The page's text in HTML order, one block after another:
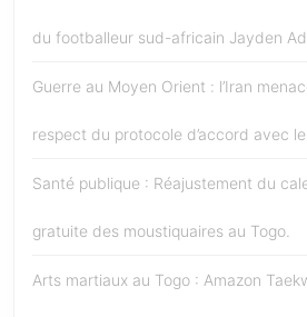
du footballeur sud-africain Jayden
Guerre au Moyen Orient : l’Iran
respect du protocole d’accord avec
Santé publique : Réajustement du
gratuite des moustiquaires au Togo.
Arts martiaux au Togo : Amazon